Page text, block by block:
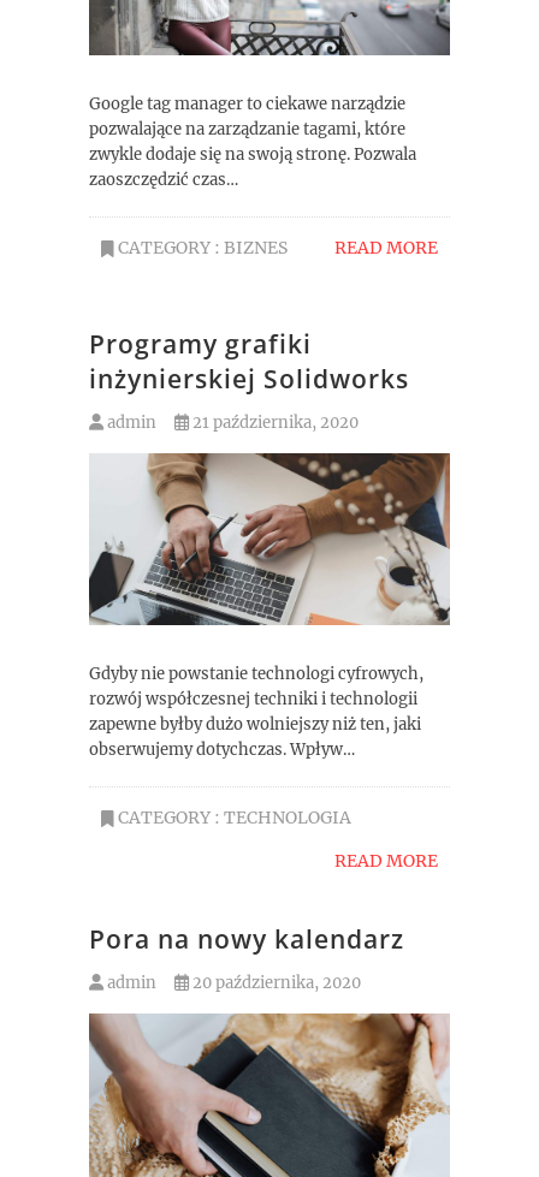
Google tag manager to ciekawe narządzie
pozwalające na zarządzanie tagami, które
zwykle dodaje się na swoją stronę. Pozwala
zaoszczędzić czas…
CATEGORY : BIZNES READ MORE
Programy grafiki
inżynierskiej Solidworks
admin 21 października, 2020
Gdyby nie powstanie technologi cyfrowych,
rozwój współczesnej techniki i technologii
zapewne byłby dużo wolniejszy niż ten, jaki
obserwujemy dotychczas. Wpływ…
CATEGORY : TECHNOLOGIA
READ MORE
Pora na nowy kalendarz
admin 20 października, 2020